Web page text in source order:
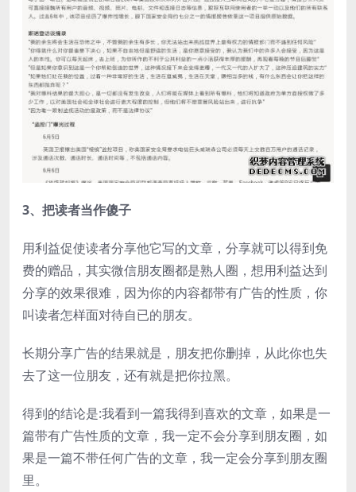
3、把读者当作傻子
用利益促使读者分享他它写的文章，分享就可以得到免
费的赠品，其实微信朋友圈都是熟人圈，想用利益达到
分享的效果很难，因为你的内容都带有广告的性质，你
叫读者怎样面对待自已的朋友。
长期分享广告的结果就是，朋友把你删掉，从此你也失
去了这一位朋友，还有就是把你拉黑。
得到的结论是:我看到一篇我得到喜欢的文章，如果是一
篇带有广告性质的文章，我一定不会分享到朋友圈，如
果是一篇不带任何广告的文章，我一定会分享到朋友圈
里。